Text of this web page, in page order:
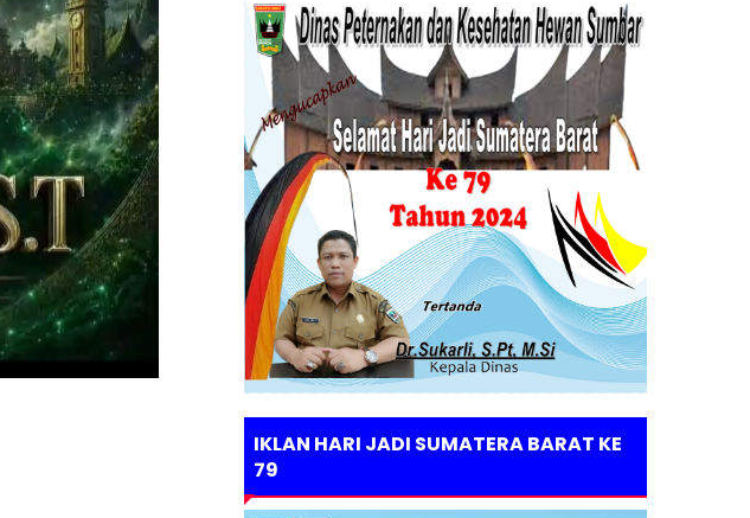
IKLAN HARI JADI SUMATERA BARAT KE
79